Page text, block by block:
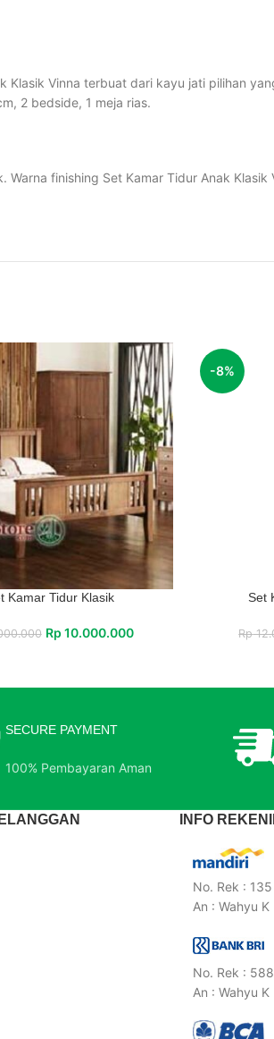
Klasik Vinna terbuat dari kayu jati pilihan
2 bedside, 1 meja rias.
finishing Set Kamar Tidur Anak Klasik
Kamar Tidur Klasik
Rp 10.000.000
-8%
Set
Rp
SECURE PAYMENT
100% Pembayaran Aman
INFO
No. Rek :
An : Wahyu K
No. Rek :
An : Wahyu K